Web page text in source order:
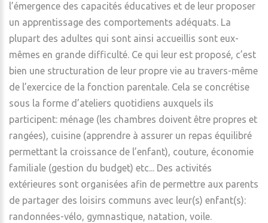
l’émergence des capacités éducatives et de leur proposer
un apprentissage des comportements adéquats. La
plupart des adultes qui sont ainsi accueillis sont eux-
mêmes en grande difficulté. Ce qui leur est proposé, c’est
bien une structuration de leur propre vie au travers-même
de l’exercice de la fonction parentale. Cela se concrétise
sous la forme d’ateliers quotidiens auxquels ils
participent: ménage (les chambres doivent être propres et
rangées), cuisine (apprendre à assurer un repas équilibré
permettant la croissance de l’enfant), couture, économie
familiale (gestion du budget) etc... Des activités
extérieures sont organisées afin de permettre aux parents
de partager des loisirs communs avec leur(s) enfant(s):
randonnées-vélo, gymnastique, natation, voile.